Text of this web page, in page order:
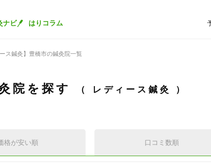
ナビ はりコラム
ース鍼灸】豊橋市の鍼灸院一覧
院を探す レディース鍼灸
格が安い順 口コミ数順